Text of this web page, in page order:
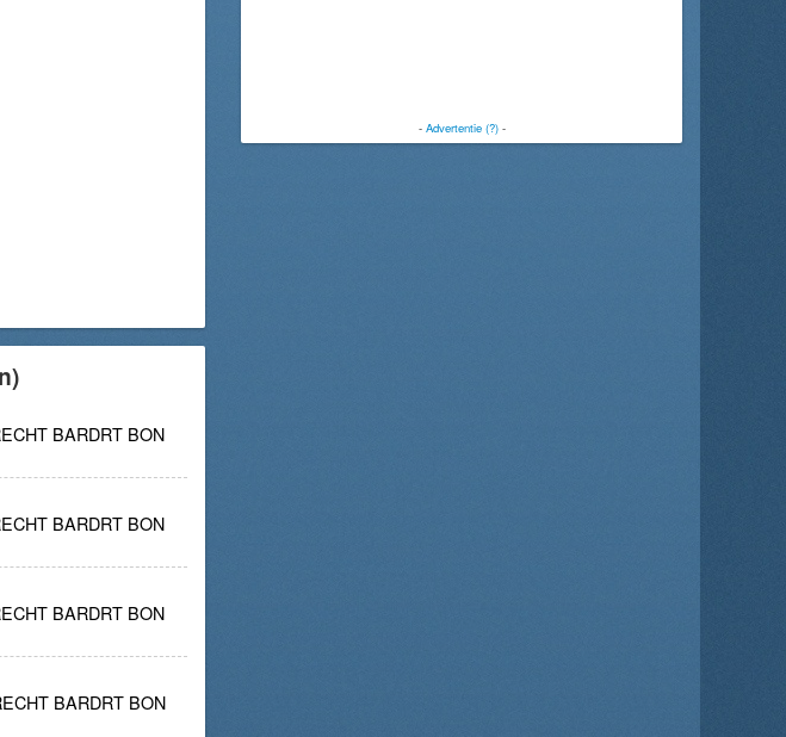
BARDRT BON
BARDRT BON
BARDRT BON
BARDRT BON
- Advertentie (?)-